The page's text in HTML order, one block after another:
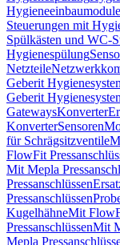
Hygieneeinbaumodule
Steuerungen mit
Spülkästen und WC-
Hygienespülung
Netzteile
Geberit
Geberit
GatewaysKonverter
KonverterSensoren
für Schrägsitzventile
FlowFit
Mit Mepla
Pressanschlüssen
Pressanschlüssen
KugelhähneMit
PressanschlüssenMit
Mepla